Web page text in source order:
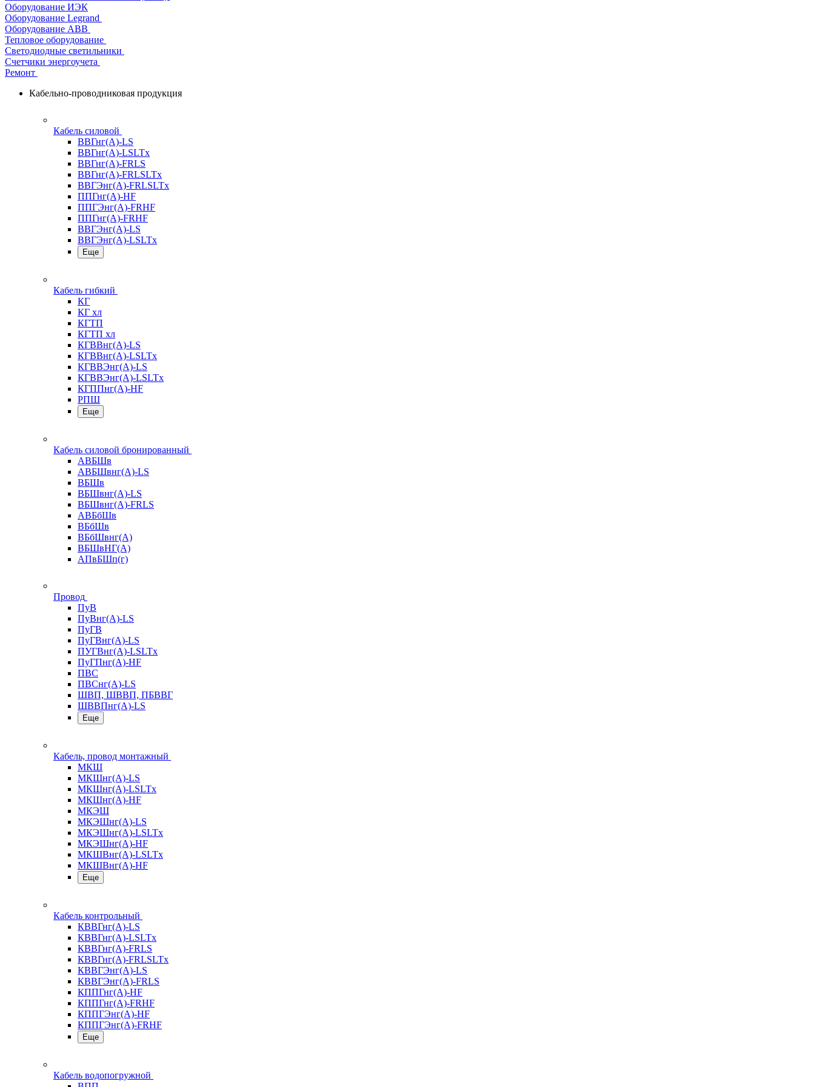
Оборудование ИЭК
Оборудование Legrand
Оборудование АВВ
Тепловое оборудование
Светодиодные светильники
Счетчики энергоучета
Ремонт
Кабельно-проводниковая продукция
Кабель силовой
ВВГнг(А)-LS
ВВГнг(А)-LSLTx
ВВГнг(А)-FRLS
ВВГнг(А)-FRLSLTx
ВВГЭнг(А)-FRLSLTx
ППГнг(А)-HF
ППГЭнг(А)-FRHF
ППГнг(А)-FRHF
ВВГЭнг(А)-LS
ВВГЭнг(А)-LSLTx
Еще
Кабель гибкий
КГ
КГ хл
КГТП
КГТП хл
КГВВнг(А)-LS
КГВВнг(А)-LSLTx
КГВВЭнг(А)-LS
КГВВЭнг(А)-LSLTx
КГППнг(А)-HF
РПШ
Еще
Кабель силовой бронированный
АВБШв
АВБШвнг(А)-LS
ВБШв
ВБШвнг(А)-LS
ВБШвнг(А)-FRLS
АВБбШв
ВБбШв
ВБбШвнг(А)
ВБШвНГ(А)
АПвБШп(г)
Провод
ПуВ
ПуВнг(А)-LS
ПуГВ
ПуГВнг(А)-LS
ПУГВнг(А)-LSLTx
ПуГПнг(А)-HF
ПВС
ПВСнг(А)-LS
ШВП, ШВВП, ПБВВГ
ШВВПнг(А)-LS
Еще
Кабель, провод монтажный
МКШ
МКШнг(А)-LS
МКШнг(А)-LSLTx
МКШнг(А)-HF
МКЭШ
МКЭШнг(А)-LS
МКЭШнг(А)-LSLTx
МКЭШнг(А)-HF
МКШВнг(A)-LSLTx
МКШВнг(А)-HF
Еще
Кабель контрольный
КВВГнг(А)-LS
КВВГнг(А)-LSLTx
КВВГнг(А)-FRLS
КВВГнг(А)-FRLSLTx
КВВГЭнг(А)-LS
КВВГЭнг(А)-FRLS
КППГнг(А)-HF
КППГнг(А)-FRHF
КППГЭнг(А)-HF
КППГЭнг(А)-FRHF
Еще
Кабель водопогружной